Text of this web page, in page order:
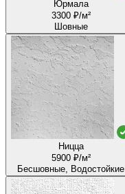
Юрмала
3300 ₽/м²
Шовные
Ницца
5900 ₽/м²
Бесшовные, Водостойкие